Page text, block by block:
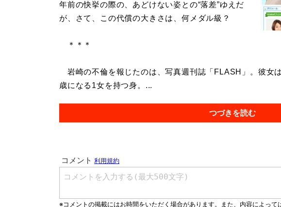
年前の快挙の際の、あどけない姿との“落差”ゆえだ
が、さて、この代償の大きさは、何メダル級？
＊＊＊
岩崎の不倫を報じたのは、写真週刊誌「FLASH」。彼女
歳になる1女を持つ身。...
つづきを読む